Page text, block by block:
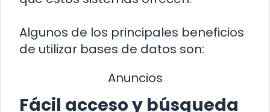
Algunos de los principales beneficios
de utilizar bases de datos son:
Anuncios
Fácil acceso y búsqueda